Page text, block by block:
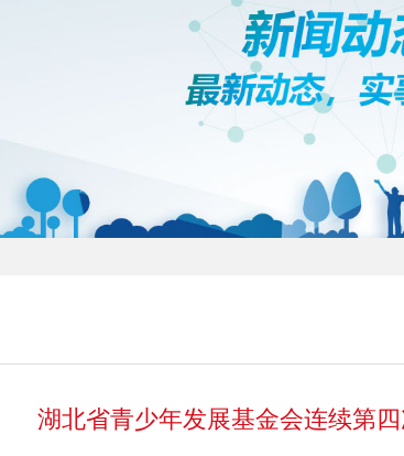
湖北省青少年发展基金会连续第